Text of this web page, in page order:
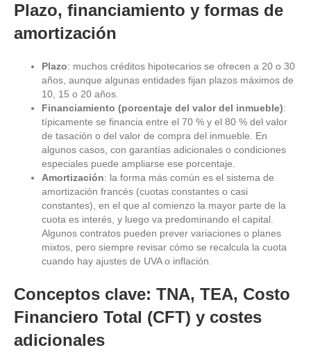
Plazo, financiamiento y formas de
amortización
Plazo: muchos créditos hipotecarios se ofrecen a 20 o 30
años, aunque algunas entidades fijan plazos máximos de
10, 15 o 20 años.
Financiamiento (porcentaje del valor del inmueble):
típicamente se financia entre el 70 % y el 80 % del valor
de tasación o del valor de compra del inmueble. En
algunos casos, con garantías adicionales o condiciones
especiales puede ampliarse ese porcentaje.
Amortización: la forma más común es el sistema de
amortización francés (cuotas constantes o casi
constantes), en el que al comienzo la mayor parte de la
cuota es interés, y luego va predominando el capital.
Algunos contratos pueden prever variaciones o planes
mixtos, pero siempre revisar cómo se recalcula la cuota
cuando hay ajustes de UVA o inflación.
Conceptos clave: TNA, TEA, Costo
Financiero Total (CFT) y costes
adicionales